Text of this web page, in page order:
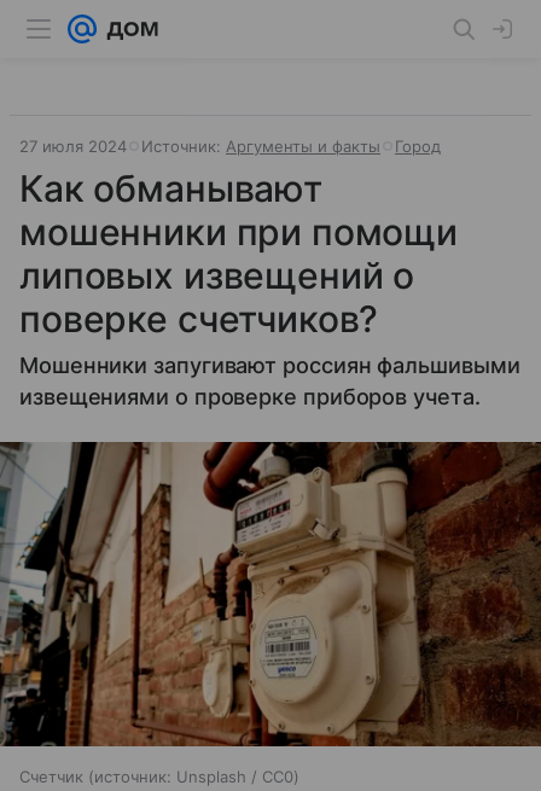
27 июля 2024 Источник: Аргументы и факты Город
Как обманывают
мошенники при помощи
липовых извещений о
поверке счетчиков?
Мошенники запугивают россиян фальшивыми
извещениями о проверке приборов учета.
Счетчик источник: Unsplash / CC0